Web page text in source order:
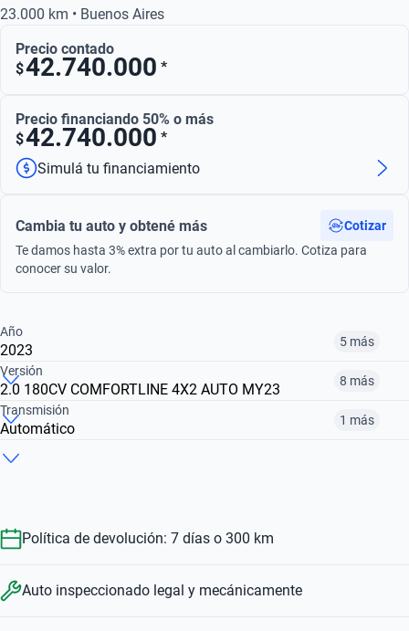
23.000 km • Buenos Aires
Precio contado
$42.740.000 *
Precio financiando 50% o más
$42.740.000 *
Simulá tu financiamiento
Cambia tu auto y obtené más
Cotizar
Te damos hasta 3% extra por tu auto al cambiarlo. Cotiza para
conocer su valor.
Año
2023 5 más
2016
$ 22.870.000
2021
Versión
2.0 180CV COMFORTLINE 4X2 AUTO MY23 8 más
Transmisión
Automático 1 más
Política de devolución: 7 días o 300 km
Auto inspeccionado legal y mecánicamente